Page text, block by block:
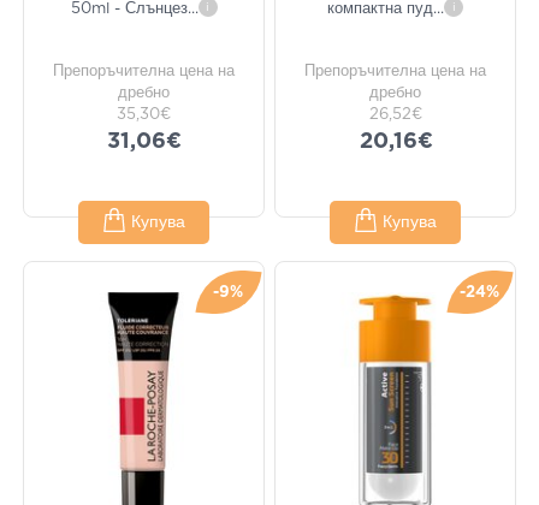
50ml - Слънцез... i
Препоръчителна цена на
дребно
35,30€
31,06€
Купува
компактна пуд... i
Препоръчителна цена на
дребно
26,52€
20,16€
Купува
-9% -24%